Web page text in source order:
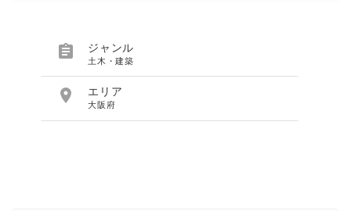
 ジャンル
土木・建築
 エリア
大阪府